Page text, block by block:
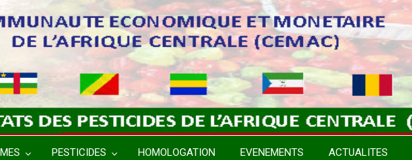
PESTICIDES HOMOLOGATION EVENEMENTS ACTUALITES